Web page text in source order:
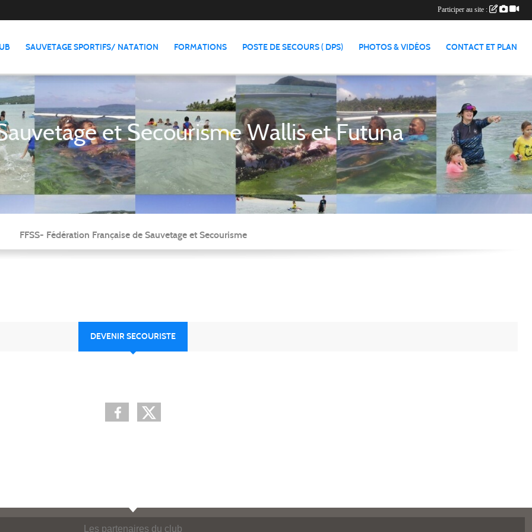
SAUVETAGE SPORTIFS/ NATATION FORMATIONS POSTE DE SECOURS ( DPS) PHOTOS & VIDÉOS CONTACT ET PLAN
et Secourisme Wallis et Futuna
FFSS- Fédération Française de Sauvetage et Secourisme
DEVENIR SECOURISTE
Les partenaires du club
Participer au site :